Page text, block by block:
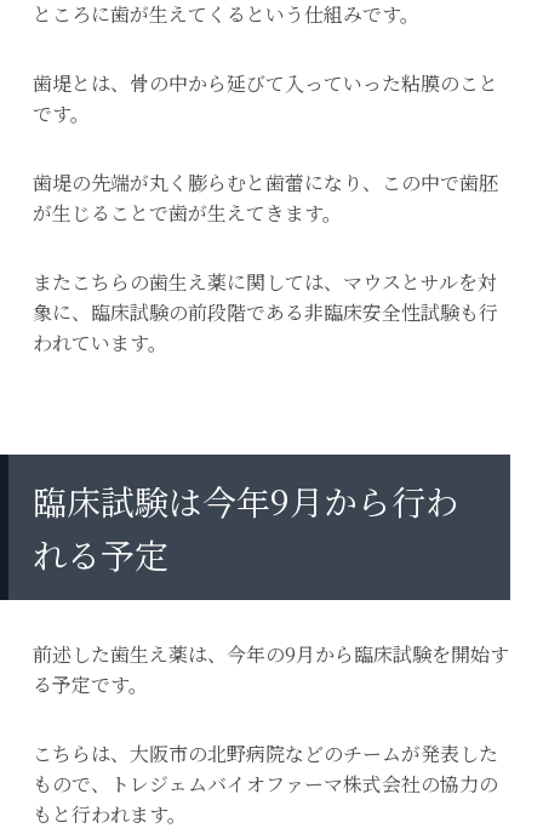
ところに歯が生えてくるという仕組みです。
歯堤とは、骨の中から延びて入っていった粘膜のこと
です。
歯堤の先端が丸く膨らむと歯蕾になり、この中で歯胚
が生じることで歯が生えてきます。
またこちらの歯生え薬に関しては、マウスとサルを対
象に、臨床試験の前段階である非臨床安全性試験も行
われています。
臨床試験は今年9月から行わ
れる予定
前述した歯生え薬は、今年の9月から臨床試験を開始す
る予定です。
こちらは、大阪市の北野病院などのチームが発表した
もので、トレジェムバイオファーマ株式会社の協力の
もと行われます。